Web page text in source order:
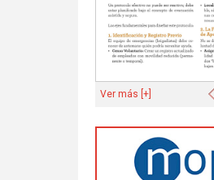
Ver más [+]